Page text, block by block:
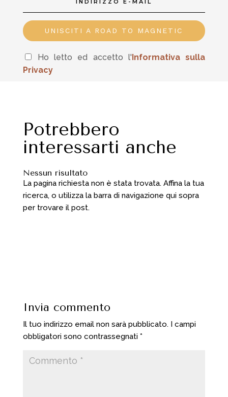
UNISCITI A ROAD TO MAGNETIC
Ho letto ed accetto l'Informativa sulla
Privacy
Potrebbero
interessarti anche
Nessun risultato
La pagina richiesta non è stata trovata. Affina la tua
ricerca, o utilizza la barra di navigazione qui sopra
per trovare il post.
Invia commento
Il tuo indirizzo email non sarà pubblicato.
I campi
obbligatori sono contrassegnati *